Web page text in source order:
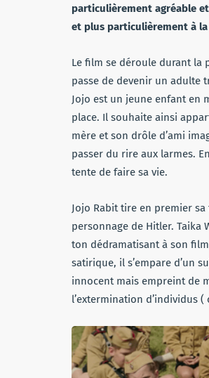
particulièrement agréable
et plus particulièrement à la
Le film se déroule durant la
passe de devenir un adulte
Jojo est un jeune enfant en
place. Il souhaite ainsi
mère et son drôle d’ami
passer du rire aux larmes.
tente de faire sa vie.
Jojo Rabit tire en premier
personnage de Hitler.
ton dédramatisant à son
satirique, il s’empare d’un
innocent mais empreint de
l’extermination d’individus